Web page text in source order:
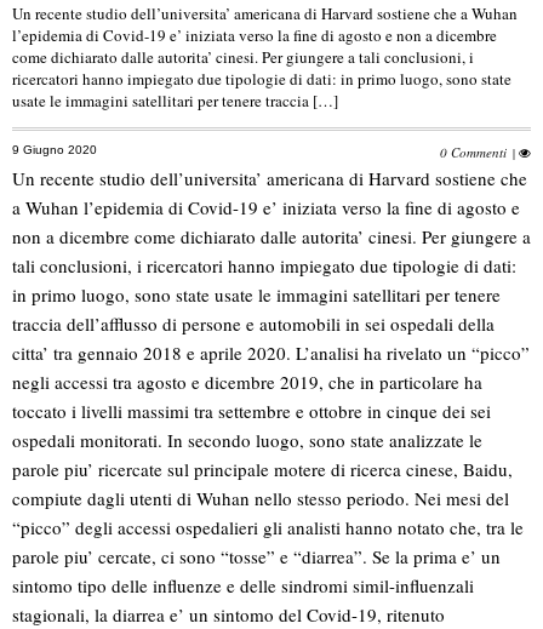
Un recente studio dell’universita’ americana di Harvard sostiene che a Wuhan
l’epidemia di Covid-19 e’ iniziata verso la fine di agosto e non a dicembre
come dichiarato dalle autorita’ cinesi. Per giungere a tali conclusioni, i
ricercatori hanno impiegato due tipologie di dati: in primo luogo, sono state
usate le immagini satellitari per tenere traccia […]
9 Giugno 2020 0 Commenti |
Un recente studio dell’universita’ americana di Harvard sostiene che
a Wuhan l’epidemia di Covid-19 e’ iniziata verso la fine di agosto e
non a dicembre come dichiarato dalle autorita’ cinesi. Per giungere a
tali conclusioni, i ricercatori hanno impiegato due tipologie di dati:
in primo luogo, sono state usate le immagini satellitari per tenere
traccia dell’afflusso di persone e automobili in sei ospedali della
citta’ tra gennaio 2018 e aprile 2020. L’analisi ha rivelato un “picco”
negli accessi tra agosto e dicembre 2019, che in particolare ha
toccato i livelli massimi tra settembre e ottobre in cinque dei sei
ospedali monitorati. In secondo luogo, sono state analizzate le
parole piu’ ricercate sul principale motere di ricerca cinese, Baidu,
compiute dagli utenti di Wuhan nello stesso periodo. Nei mesi del
“picco” degli accessi ospedalieri gli analisti hanno notato che, tra le
parole piu’ cercate, ci sono “tosse” e “diarrea”. Se la prima e’ un
sintomo tipo delle influenze e delle sindromi simil-influenzali
stagionali, la diarrea e’ un sintomo del Covid-19, ritenuto